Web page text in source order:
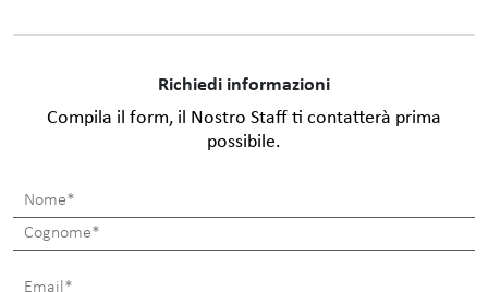
Richiedi informazioni
Compila il form, il Nostro Staff ti contatterà prima
possibile.